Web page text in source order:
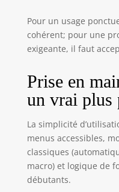
GRAND
caméra 4K
objectif
permet de
large
détails
PREMIUM
caméra
USB, un
objectif
de 32 Go,
un trépied
Pour un usage
cohérent; pour une
exigeante, il faut
Prise en
un vrai plus
La simplicité
menus accessibles,
classiques
macro) et logique de
débutants.